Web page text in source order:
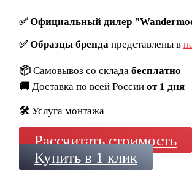
✅Официальный дилер
✅Образцы брендапредставлены в
📦 Самовывоз со склада бесплатно
🚚 Доставка по всей России от 1 дня
🛠️ Услуга монтажа
Рассчитать стоимость
Купить в 1 клик